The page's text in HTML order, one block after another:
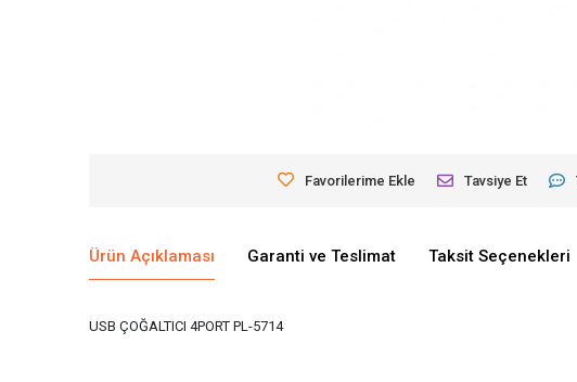
Favorilerime Ekle Tavsiye Et
Ürün Açıklaması Garanti ve Teslimat Taksit Seçenekleri
USB ÇOĞALTICI 4PORT PL-5714